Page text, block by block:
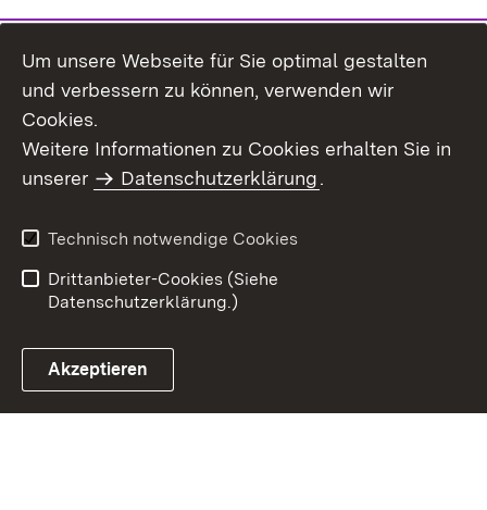
Benutzungshinweise
Erklärung zur
Um unsere Webseite für Sie optimal gestalten
und verbessern zu können, verwenden wir
Cookies.
Weitere Informationen zu Cookies erhalten Sie in
unserer
Datenschutzerklärung.
Technisch notwendige Cookies
Drittanbieter-Cookies (Siehe
Datenschutzerklärung.)
Akzeptieren